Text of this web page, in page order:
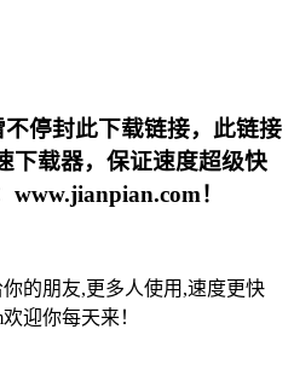
不停封此下载链接，此链接
下载器，保证速度超级快
！
你的朋友,更多人使用,速度更快
迎你每天来！